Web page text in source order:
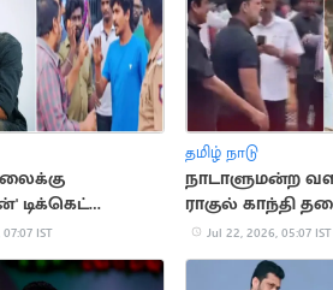
டிக்கெட்
IST
தமிழ் நாடு
நாடாளுமன்ற
ராகுல் காந்தி
மீண்டும்
Jul 22, 2026, 05:07 IST